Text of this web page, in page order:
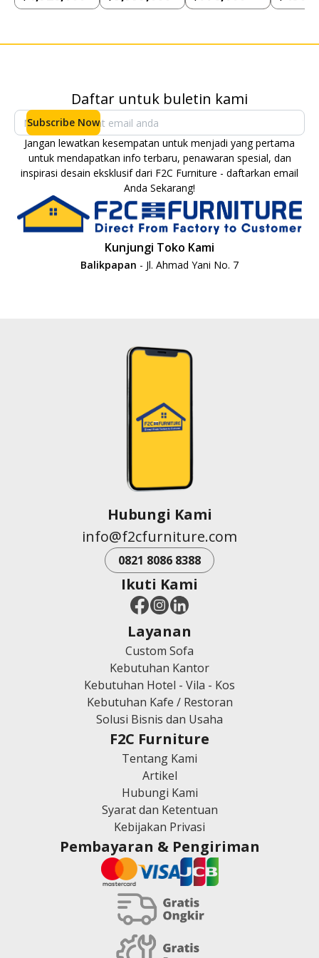
Daftar untuk buletin kami
Subscribe Now
Jangan lewatkan kesempatan untuk menjadi yang pertama
untuk mendapatkan info terbaru, penawaran spesial, dan
inspirasi desain eksklusif dari F2C Furniture - daftarkan email
Anda Sekarang!
Kunjungi Toko Kami
Balikpapan - Jl. Ahmad Yani No. 7
Hubungi Kami
info@f2cfurniture.com
0821 8086 8388
Ikuti Kami
Layanan
Custom Sofa
Kebutuhan Kantor
Kebutuhan Hotel - Vila - Kos
Kebutuhan Kafe / Restoran
Solusi Bisnis dan Usaha
F2C Furniture
Tentang Kami
Artikel
Hubungi Kami
Syarat dan Ketentuan
Kebijakan Privasi
Pembayaran & Pengiriman